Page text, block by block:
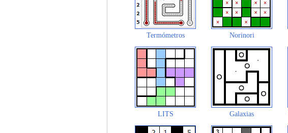
Termómetros Norinori
LITS Galaxias